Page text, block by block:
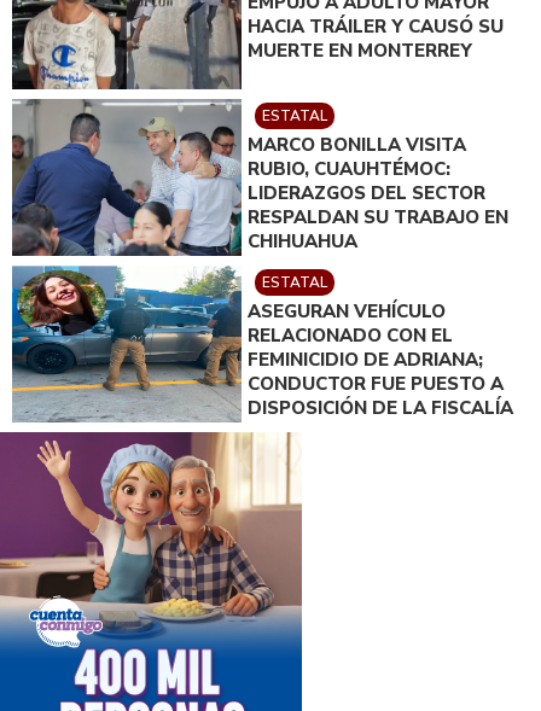
HACIA TRÁILER Y CAUSÓ SU
MUERTE EN MONTERREY
ESTATAL
MARCO BONILLA VISITA
RUBIO, CUAUHTÉMOC:
LIDERAZGOS DEL SECTOR
RESPALDAN SU TRABAJO EN
CHIHUAHUA
ESTATAL
ASEGURAN VEHÍCULO
RELACIONADO CON EL
FEMINICIDIO DE ADRIANA;
CONDUCTOR FUE PUESTO A
DISPOSICIÓN DE LA FISCALÍA